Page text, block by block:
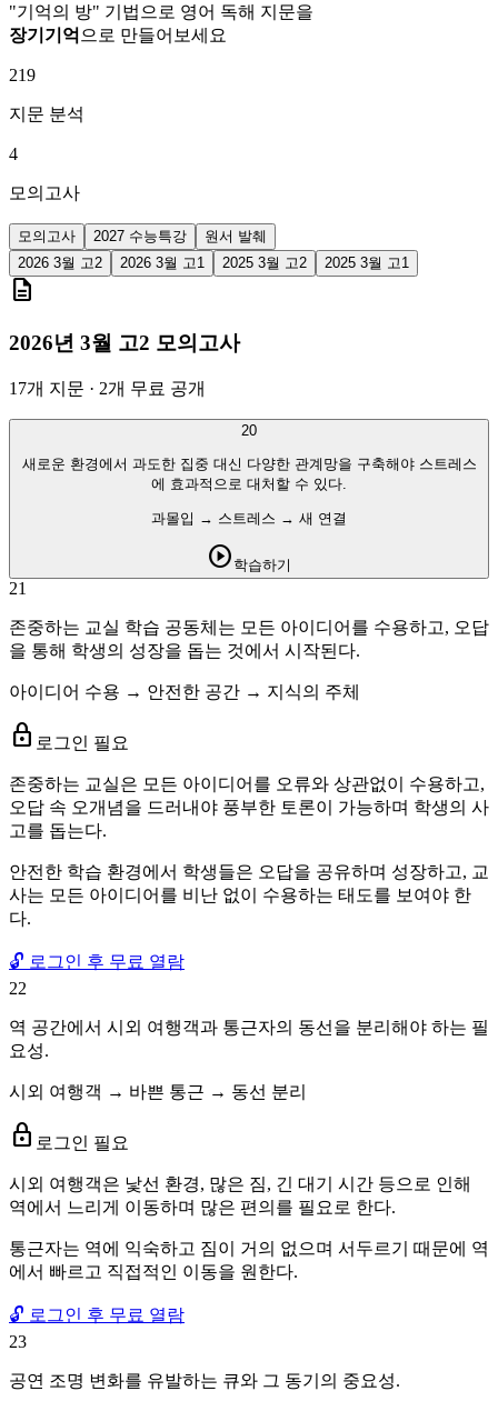
"기억의 방" 기법으로 영어 독해 지문을
장기기억 으로 만들어보세요
219
지문 분석
4
모의고사
모의고사 2027 수능특강
원서 발췌
2026 3월 고2
2026 3월 고1 2025 3월 고2 2025 3월 고1
description
2026년 3월 고2 모의고사
17개 지문 · 2개 무료 공개
20
새로운 환경에서 과도한 집중 대신 다양한 관계망을 구축해야 스트레스
에 효과적으로 대처할 수 있다.
과몰입 → 스트레스 → 새 연결
play_circle 학습하기
21
존중하는 교실 학습 공동체는 모든 아이디어를 수용하고, 오답
을 통해 학생의 성장을 돕는 것에서 시작된다.
아이디어 수용 → 안전한 공간 → 지식의 주체
lock 로그인 필요
존중하는 교실은 모든 아이디어를 오류와 상관없이 수용하고,
오답 속 오개념을 드러내야 풍부한 토론이 가능하며 학생의 사
고를 돕는다.
안전한 학습 환경에서 학생들은 오답을 공유하며 성장하고, 교
사는 모든 아이디어를 비난 없이 수용하는 태도를 보여야 한
다.
🔓 로그인 후 무료 열람
22
역 공간에서 시외 여행객과 통근자의 동선을 분리해야 하는 필
요성.
시외 여행객 → 바쁜 통근 → 동선 분리
lock 로그인 필요
시외 여행객은 낯선 환경, 많은 짐, 긴 대기 시간 등으로 인해
역에서 느리게 이동하며 많은 편의를 필요로 한다.
통근자는 역에 익숙하고 짐이 거의 없으며 서두르기 때문에 역
에서 빠르고 직접적인 이동을 원한다.
🔓 로그인 후 무료 열람
23
공연 조명 변화를 유발하는 큐와 그 동기의 중요성.